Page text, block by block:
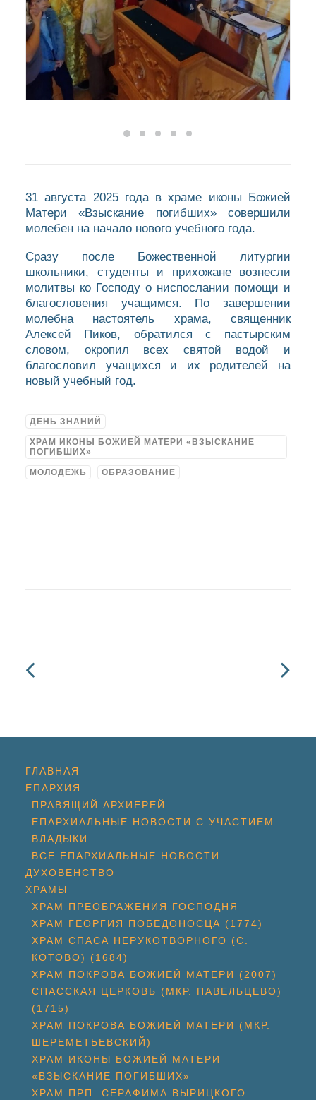
31 августа 2025 года в храме иконы Божией
Матери «Взыскание погибших» совершили
молебен на начало нового учебного года.
Сразу после Божественной литургии
школьники, студенты и прихожане вознесли
молитвы ко Господу о ниспослании помощи и
благословения учащимся. По завершении
молебна настоятель храма, священник
Алексей Пиков, обратился с пастырским
словом, окропил всех святой водой и
благословил учащихся и их родителей на
новый учебный год.
ДЕНЬ ЗНАНИЙ
ХРАМ ИКОНЫ БОЖИЕЙ МАТЕРИ «ВЗЫСКАНИЕ
ПОГИБШИХ»
МОЛОДЕЖЬ ОБРАЗОВАНИЕ
ГЛАВНАЯ
ЕПАРХИЯ
ПРАВЯЩИЙ АРХИЕРЕЙ
ЕПАРХИАЛЬНЫЕ НОВОСТИ С УЧАСТИЕМ
ВЛАДЫКИ
ВСЕ ЕПАРХИАЛЬНЫЕ НОВОСТИ
ДУХОВЕНСТВО
ХРАМЫ
ХРАМ ПРЕОБРАЖЕНИЯ ГОСПОДНЯ
ХРАМ ГЕОРГИЯ ПОБЕДОНОСЦА (1774)
ХРАМ СПАСА НЕРУКОТВОРНОГО (С.
КОТОВО) (1684)
ХРАМ ПОКРОВА БОЖИЕЙ МАТЕРИ (2007)
СПАССКАЯ ЦЕРКОВЬ (МКР. ПАВЕЛЬЦЕВО)
(1715)
ХРАМ ПОКРОВА БОЖИЕЙ МАТЕРИ (МКР.
ШЕРЕМЕТЬЕВСКИЙ)
ХРАМ ИКОНЫ БОЖИЕЙ МАТЕРИ
«ВЗЫСКАНИЕ ПОГИБШИХ»
ХРАМ ПРП. СЕРАФИМА ВЫРИЦКОГО